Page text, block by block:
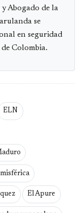
Abogado de la
se
en seguridad
Colombia.
ELN
El Apure